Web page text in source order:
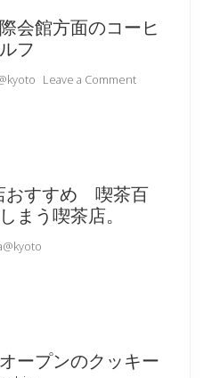
会館方面のコーヒ
フ
Leave a Comment
おすすめ 喫茶百
う喫茶店。
ープンのクッキー